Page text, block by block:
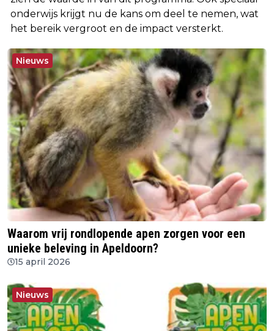
onderwijs krijgt nu de kans om deel te nemen, wat
het bereik vergroot en de impact versterkt.
Nieuws
Waarom vrij rondlopende apen zorgen voor een
unieke beleving in Apeldoorn?
15 april 2026
Nieuws